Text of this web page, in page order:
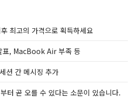
최고의 가격으로 획득하세요
표, MacBook Air 부족 등
션 간 메시징 추가
터 곧 오를 수 있다는 소문이 있습니다.